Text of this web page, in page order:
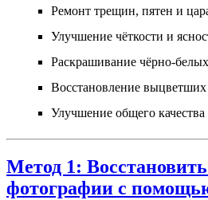
Ремонт трещин, пятен и
Улучшение чёткости и
Раскрашивание чёрно-
Восстановление выцветших
Улучшение общего
Метод 1:
фотографии с